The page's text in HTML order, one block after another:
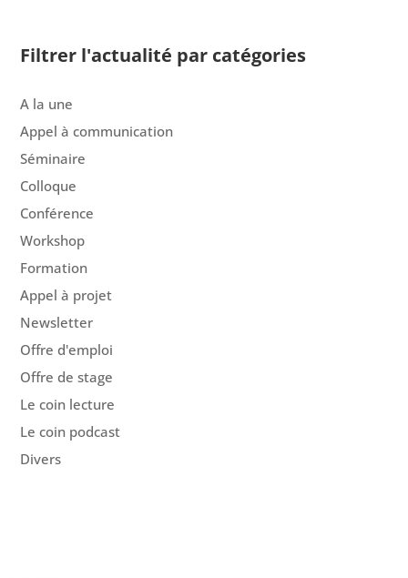
Filtrer l'actualité par catégories
A la une
Appel à communication
Séminaire
Colloque
Conférence
Workshop
Formation
Appel à projet
Newsletter
Offre d'emploi
Offre de stage
Le coin lecture
Le coin podcast
Divers